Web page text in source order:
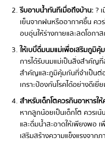
รีบอาบน้ำทันทีเมื่อถึงบ้าน:?
เย็นจากฝนหรืออากาศชื้น ค
อบอุ่นให้ร่างกายและลดโอกา
ให้เบบี๋ดื่มนมแม่เพื่อเสริมภูมิคุ้
การได้รับนมแม่เป็นสิ่งสำคัญที่
สำคัญและภูมิคุ้มกันที่จำเป็นต่
เกราะป้องกันโรคได้อย่างดีเยี่
สำหรับเด็กโตควรกินอาหารใ
หากลูกน้อยเป็นเด็กโต ควรเ
และดื่มน้ำสะอาดให้เพียงพอ
เสริมสร้างความแข็งแรงจากภ